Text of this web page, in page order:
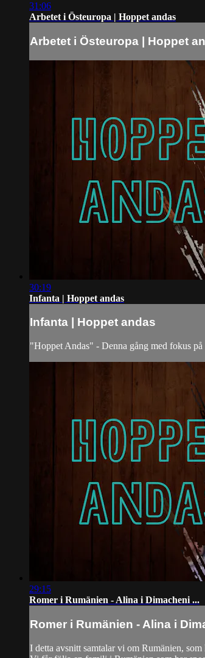
31:06
Arbetet i Östeuropa | Hoppet andas
Arbetet i Östeuropa | Hoppet
30:19
Infanta | Hoppet andas
Infanta | Hoppet andas
"Hoppet Andas" - Denna gång med fokus
29:15
Romer i Rumänien - Alina i Dimacheni ...
Romer i Rumänien - Alina i
I detta avsnitt samtalar vi om Rumänien,